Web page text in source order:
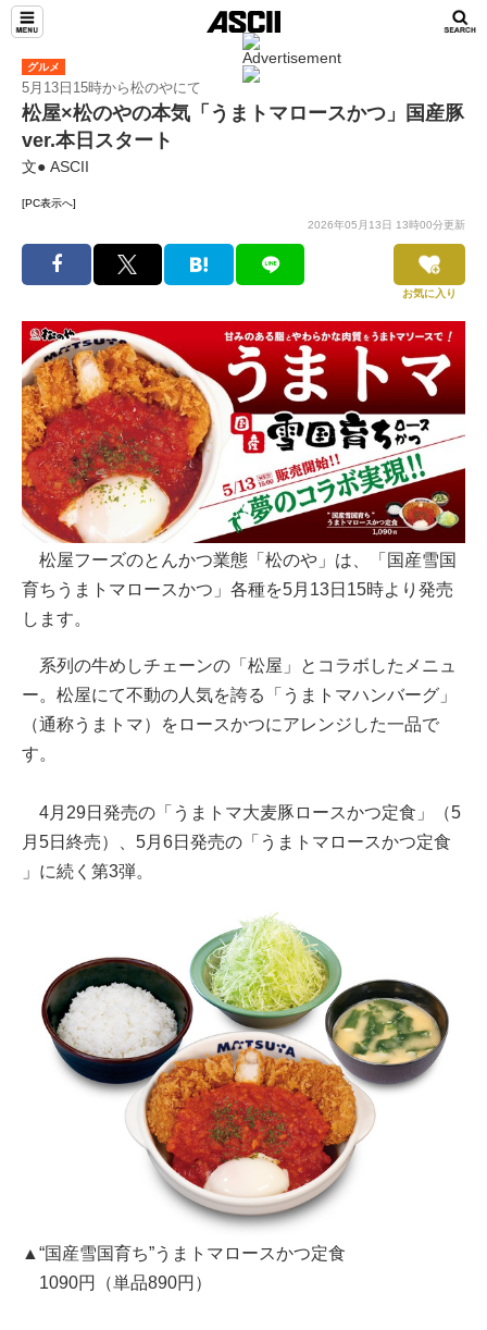
グルメ
5月13日15時から松のやにて
松屋×松のやの本気「うまトマロースかつ」国産豚
ver.本日スタート
文● ASCII
[PC表示へ]
2026年05月13日 13時00分更新
お気に入り
松屋フーズのとんかつ業態「松のや」は、「国産雪国
育ちうまトマロースかつ」各種を5月13日15時より発売
します。
系列の牛めしチェーンの「松屋」とコラボしたメニュ
ー。松屋にて不動の人気を誇る「うまトマハンバーグ」
（通称うまトマ）をロースかつにアレンジした一品で
す。
4月29日発売の「うまトマ大麦豚ロースかつ定食」（5
月5日終売）、5月6日発売の「うまトマロースかつ定食
」に続く第3弾。
▲“国産雪国育ち”うまトマロースかつ定食
1090円（単品890円）